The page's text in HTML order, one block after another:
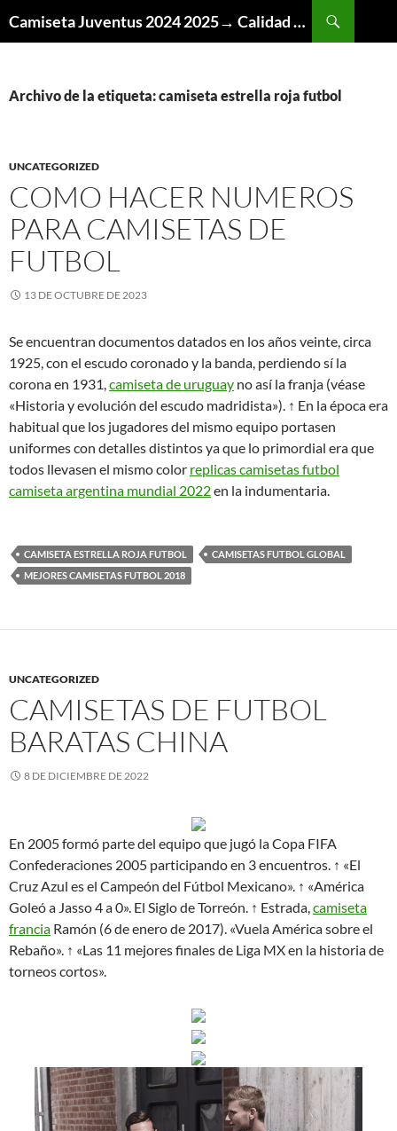
Camiseta Juventus 2024 2025→ Calidad Thai AAA
Archivo de la etiqueta: camiseta estrella roja futbol
UNCATEGORIZED
COMO HACER NUMEROS
PARA CAMISETAS DE
FUTBOL
13 DE OCTUBRE DE 2023
Se encuentran documentos datados en los años veinte, circa
1925, con el escudo coronado y la banda, perdiendo sí la
corona en 1931,camiseta de uruguay no así la franja (véase
«Historia y evolución del escudo madridista»). ↑ En la época era
habitual que los jugadores del mismo equipo portasen
uniformes con detalles distintos ya que lo primordial era que
todos llevasen el mismo color replicas camisetas futbol
camiseta argentina mundial 2022en la indumentaria.
CAMISETA ESTRELLA ROJA FUTBOL
CAMISETAS FUTBOL GLOBAL
MEJORES CAMISETAS FUTBOL 2018
UNCATEGORIZED
CAMISETAS DE FUTBOL
BARATAS CHINA
8 DE DICIEMBRE DE 2022
En 2005 formó parte del equipo que jugó la Copa FIFA
Confederaciones 2005 participando en 3 encuentros. ↑ «El
Cruz Azul es el Campeón del Fútbol Mexicano». ↑ «América
Goleó a Jasso 4 a 0». El Siglo de Torreón. ↑ Estrada,camiseta
francia Ramón (6 de enero de 2017). «Vuela América sobre el
Rebaño». ↑ «Las 11 mejores finales de Liga MX en la historia de
torneos cortos».